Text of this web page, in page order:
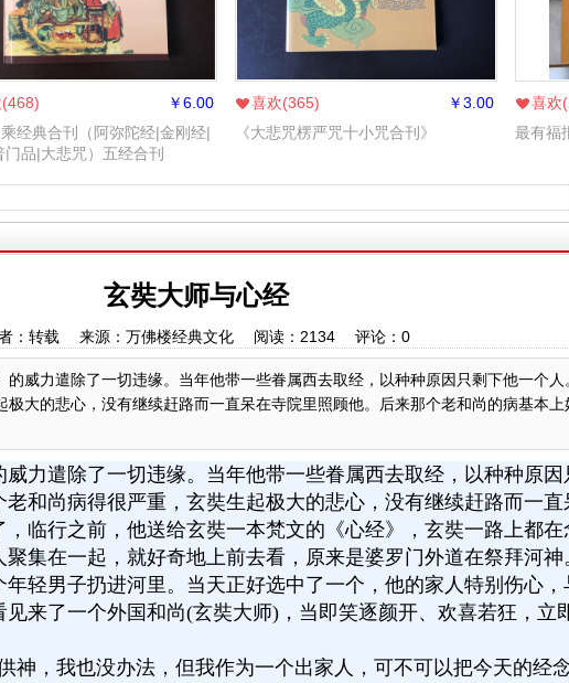
￥6.00
468)
经典合刊（阿弥陀经|金刚经|
门品|大悲咒）五经合刊
￥3.00
喜欢(365)
《大悲咒楞严咒十小咒合刊》
喜欢(
最有福
玄奘大师与心经
：转载 来源：万佛楼经典文化 阅读： 2134评论： 0
的威力遣除了一切违缘。当年他带一些眷属西去取经，以种种原因只剩下他一个
大的悲心，没有继续赶路而一直呆在寺院里照顾他。后来那个老和尚的病基本上
力遣除了一切违缘。当年他带一些眷属西去取经，以种种原因
和尚病得很严重，玄奘生起极大的悲心，没有继续赶路而一
临行之前，他送给玄奘一本梵文的《心经》，玄奘一路上都在
集在一起，就好奇地上前去看，原来是婆罗门外道在祭拜河
轻男子扔进河里。当天正好选中了一个，他的家人特别伤心
来了一个外国和尚(玄奘大师)，当即笑逐颜开、欢喜若狂，立
神，我也没办法，但我作为一个出家人，可不可以把今天的经